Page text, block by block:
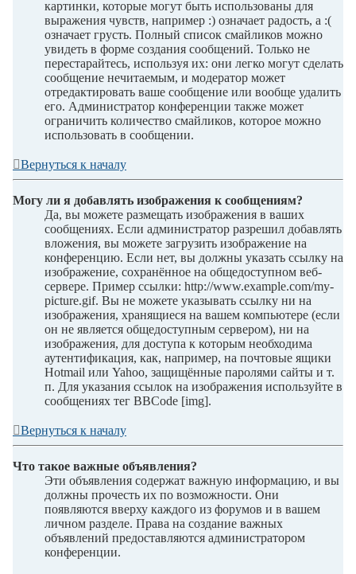
картинки, которые могут быть использованы для
выражения чувств, например :) означает радость, а :(
означает грусть. Полный список смайликов можно
увидеть в форме создания сообщений. Только не
перестарайтесь, используя их: они легко могут сделать
сообщение нечитаемым, и модератор может
отредактировать ваше сообщение или вообще удалить
его. Администратор конференции также может
ограничить количество смайликов, которое можно
использовать в сообщении.
Вернуться к началу
Могу ли я добавлять изображения к сообщениям?
Да, вы можете размещать изображения в ваших
сообщениях. Если администратор разрешил добавлять
вложения, вы можете загрузить изображение на
конференцию. Если нет, вы должны указать ссылку на
изображение, сохранённое на общедоступном веб-
сервере. Пример ссылки: http://www.example.com/my-
picture.gif. Вы не можете указывать ссылку ни на
изображения, хранящиеся на вашем компьютере (если
он не является общедоступным сервером), ни на
изображения, для доступа к которым необходима
аутентификация, как, например, на почтовые ящики
Hotmail или Yahoo, защищённые паролями сайты и т.
п. Для указания ссылок на изображения используйте в
сообщениях тег BBCode [img].
Вернуться к началу
Что такое важные объявления?
Эти объявления содержат важную информацию, и вы
должны прочесть их по возможности. Они
появляются вверху каждого из форумов и в вашем
личном разделе. Права на создание важных
объявлений предоставляются администратором
конференции.